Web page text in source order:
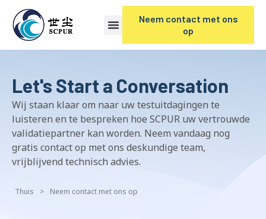
Neem contact met ons
op
Let's Start a Conversation
Wij staan ​​klaar om naar uw testuitdagingen te
luisteren en te bespreken hoe SCPUR uw vertrouwde
validatiepartner kan worden. Neem vandaag nog
gratis contact op met ons deskundige team,
vrijblijvend technisch advies.
Thuis > Neem contact met ons op